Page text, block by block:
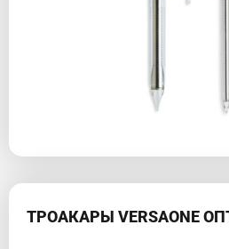
ТРОАКАРЫ VERSAONE